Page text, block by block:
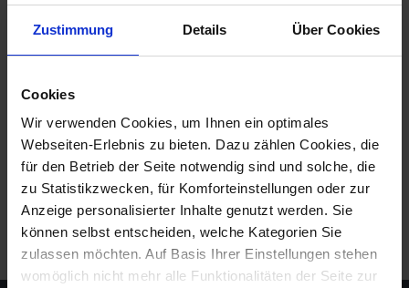
Zustimmung Details Über Cookies
Cookies
Wir verwenden Cookies, um Ihnen ein optimales
Webseiten-Erlebnis zu bieten. Dazu zählen Cookies, die
für den Betrieb der Seite notwendig sind und solche, die
zu Statistikzwecken, für Komforteinstellungen oder zur
Anzeige personalisierter Inhalte genutzt werden. Sie
können selbst entscheiden, welche Kategorien Sie
zulassen möchten. Auf Basis Ihrer Einstellungen stehen
womöglich nicht mehr alle Funktionalitäten der Seite zur
die Vulcavo-Schnittstelle gratis verfügbar. Win-
CASA Bestandskunden bekommen
Sonderkonditionen bei Vulcavo. Interesse?
info@software24.com Was ist Vulcavo? Seit der
WEMoG-Novelle 2020 können …Mehr lesen
Tags:Eigentümer,Eigentümerversammlung,ETV,Versammlung,
Vulcavo,Win-CASA